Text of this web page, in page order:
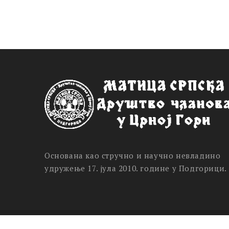
Основана као стручно и научно невладино
удружење 17. јула 2010. године у Подгорици.